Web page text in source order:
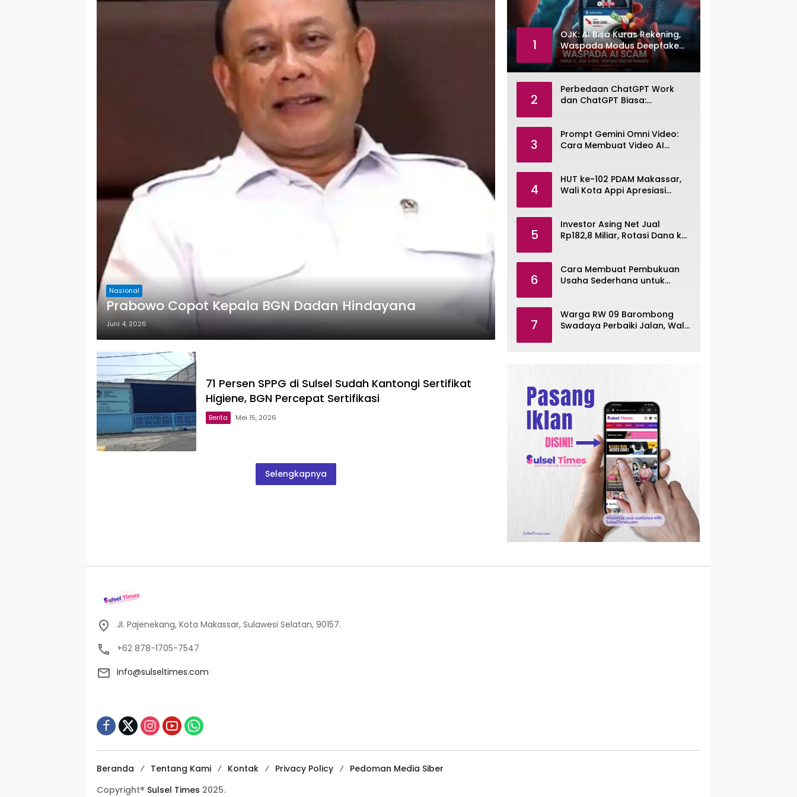
Nasional
Prabowo Copot Kepala BGN Dadan Hindayana
Juni 4, 2026
71 Persen SPPG di Sulsel Sudah Kantongi Sertifikat
Higiene, BGN Percepat Sertifikasi
Berita Mei 15, 2026
Selengkapnya
1
OJK: AI Bisa Kuras Rekening,
Waspada Modus Deepfake
dan Voice Cloning
2
Perbedaan ChatGPT Work
dan ChatGPT Biasa:
3
Prompt Gemini Omni Video:
Cara Membuat Video AI
4
HUT ke-102 PDAM Makassar,
Wali Kota Appi Apresiasi
5
Investor Asing Net Jual
Rp182,8 Miliar, Rotasi Dana ke
6
Cara Membuat Pembukuan
Usaha Sederhana untuk
7
Warga RW 09 Barombong
Swadaya Perbaiki Jalan, Wali
Jl. Pajenekang, Kota Makassar, Sulawesi Selatan, 90157.
+62 878-1705-7547
info@sulseltimes.com
Beranda Tentang Kami Kontak Privacy Policy
Pedoman Media Siber
Copyright® Sulsel Times 2025.